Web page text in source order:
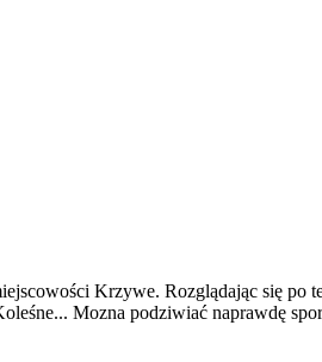
Krzywe. Rozglądając się
Mozna podziwiać naprawdę